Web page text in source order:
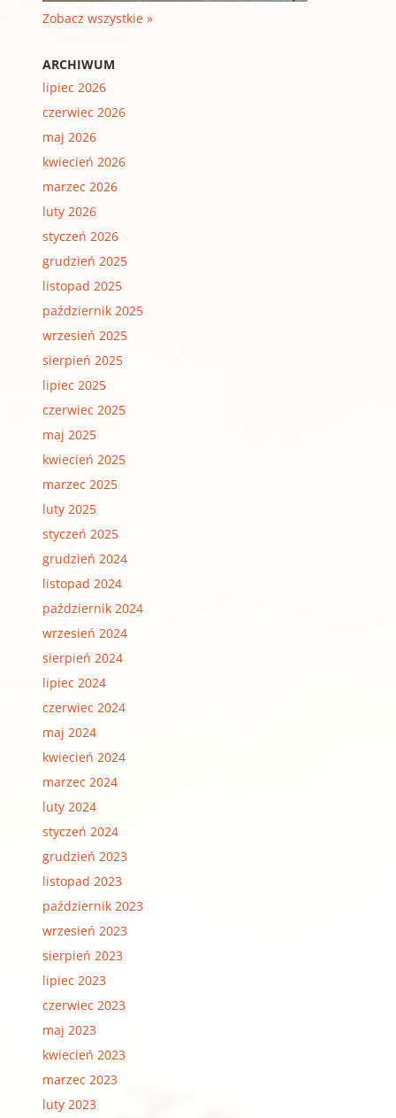
Zobacz wszystkie »
ARCHIWUM
lipiec 2026
czerwiec 2026
maj 2026
kwiecień 2026
marzec 2026
luty 2026
styczeń 2026
grudzień 2025
listopad 2025
październik 2025
wrzesień 2025
sierpień 2025
lipiec 2025
czerwiec 2025
maj 2025
kwiecień 2025
marzec 2025
luty 2025
styczeń 2025
grudzień 2024
listopad 2024
październik 2024
wrzesień 2024
sierpień 2024
lipiec 2024
czerwiec 2024
maj 2024
kwiecień 2024
marzec 2024
luty 2024
styczeń 2024
grudzień 2023
listopad 2023
październik 2023
wrzesień 2023
sierpień 2023
lipiec 2023
czerwiec 2023
maj 2023
kwiecień 2023
marzec 2023
luty 2023